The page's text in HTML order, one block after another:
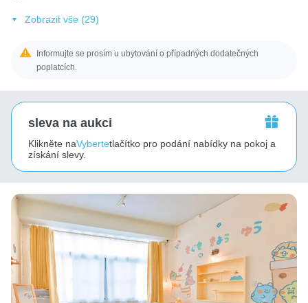
Zobrazit vše (29)
Informujte se prosím u ubytování o případných dodatečných
poplatcích.
sleva na aukci
Klikněte naVybertetlačítko pro podání nabídky na pokoj a
získání slevy.